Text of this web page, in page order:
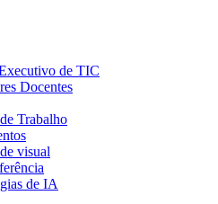
de TIC
Docentes
Trabalho
visual
de IA